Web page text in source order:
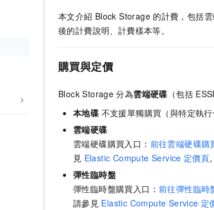
本文介紹 Block Storage 的計費，包括
後的計費說明、計費樣本等。
購買與定價
Block Storage 分為雲端硬碟 （包括
本地碟 不支援單獨購買（與特定執
雲端硬碟
雲端硬碟購買入口： 前往雲端硬碟購
見 Elastic Compute Service 定價頁。
彈性臨時盤
彈性臨時盤購買入口： 前往彈性臨時
請參見 Elastic Compute Service 定